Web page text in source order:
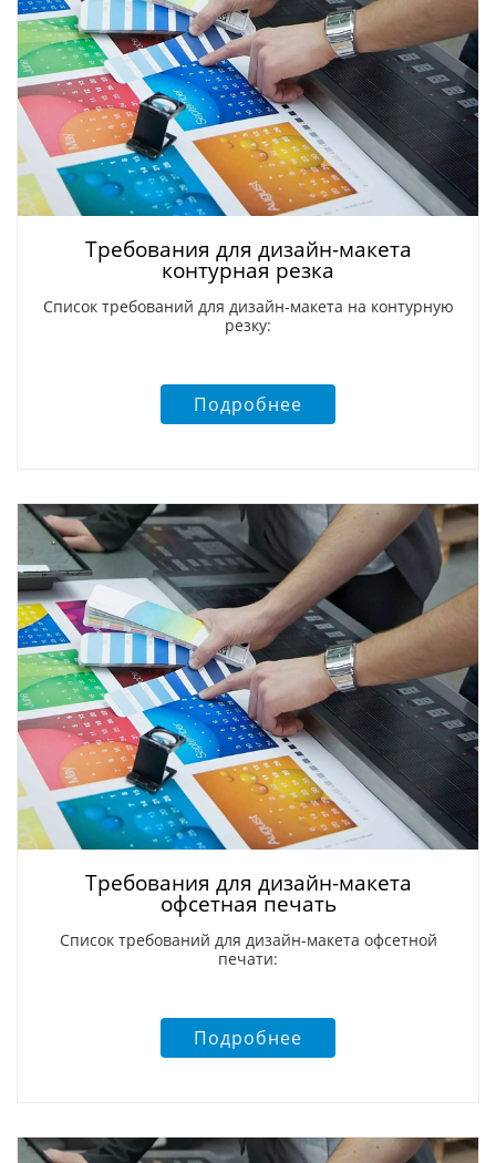
Требования для дизайн-макета
контурная резка
Список требований для дизайн-макета на контурную
резку:
Подробнее
Требования для дизайн-макета
офсетная печать
Список требований для дизайн-макета офсетной
печати:
Подробнее